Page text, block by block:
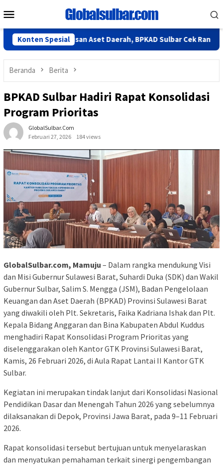
ke
Mobile
Konten SpesialAset Daerah, BPKAD Sulbar Cek Randis
Beranda Berita
BPKAD Sulbar Hadiri Rapat Konsolidasi
Program Prioritas
GlobalSulbar.com
Februari 27, 2026
184 views
GlobalSulbar.com, Mamuju – Dalam rangka mendukung Visi
dan Misi Gubernur Sulawesi Barat, Suhardi Duka (SDK) dan Wakil
Gubernur Sulbar, Salim S. Mengga (JSM), Badan Pengelolaan
Keuangan dan Aset Daerah (BPKAD) Provinsi Sulawesi Barat
yang diwakili oleh Plt. Sekretaris, Faika Kadriana Ishak dan Plt.
Kepala Bidang Anggaran dan Bina Kabupaten Abdul Kuddus
menghadiri Rapat Konsolidasi Program Prioritas yang
diselenggarakan oleh Kantor GTK Provinsi Sulawesi Barat,
Kamis, 26 Februari 2026, di Aula Rapat Lantai II Kantor GTK
Sulbar.
Kegiatan ini merupakan tindak lanjut dari Konsolidasi Nasional
Pendidikan Dasar dan Menengah Tahun 2026 yang sebelumnya
dilaksanakan di Depok, Provinsi Jawa Barat, pada 9–11 Februari
2026.
Rapat konsolidasi tersebut bertujuan untuk menyelaraskan
dan menyatukan pemahaman terkait sinergi pengembangan